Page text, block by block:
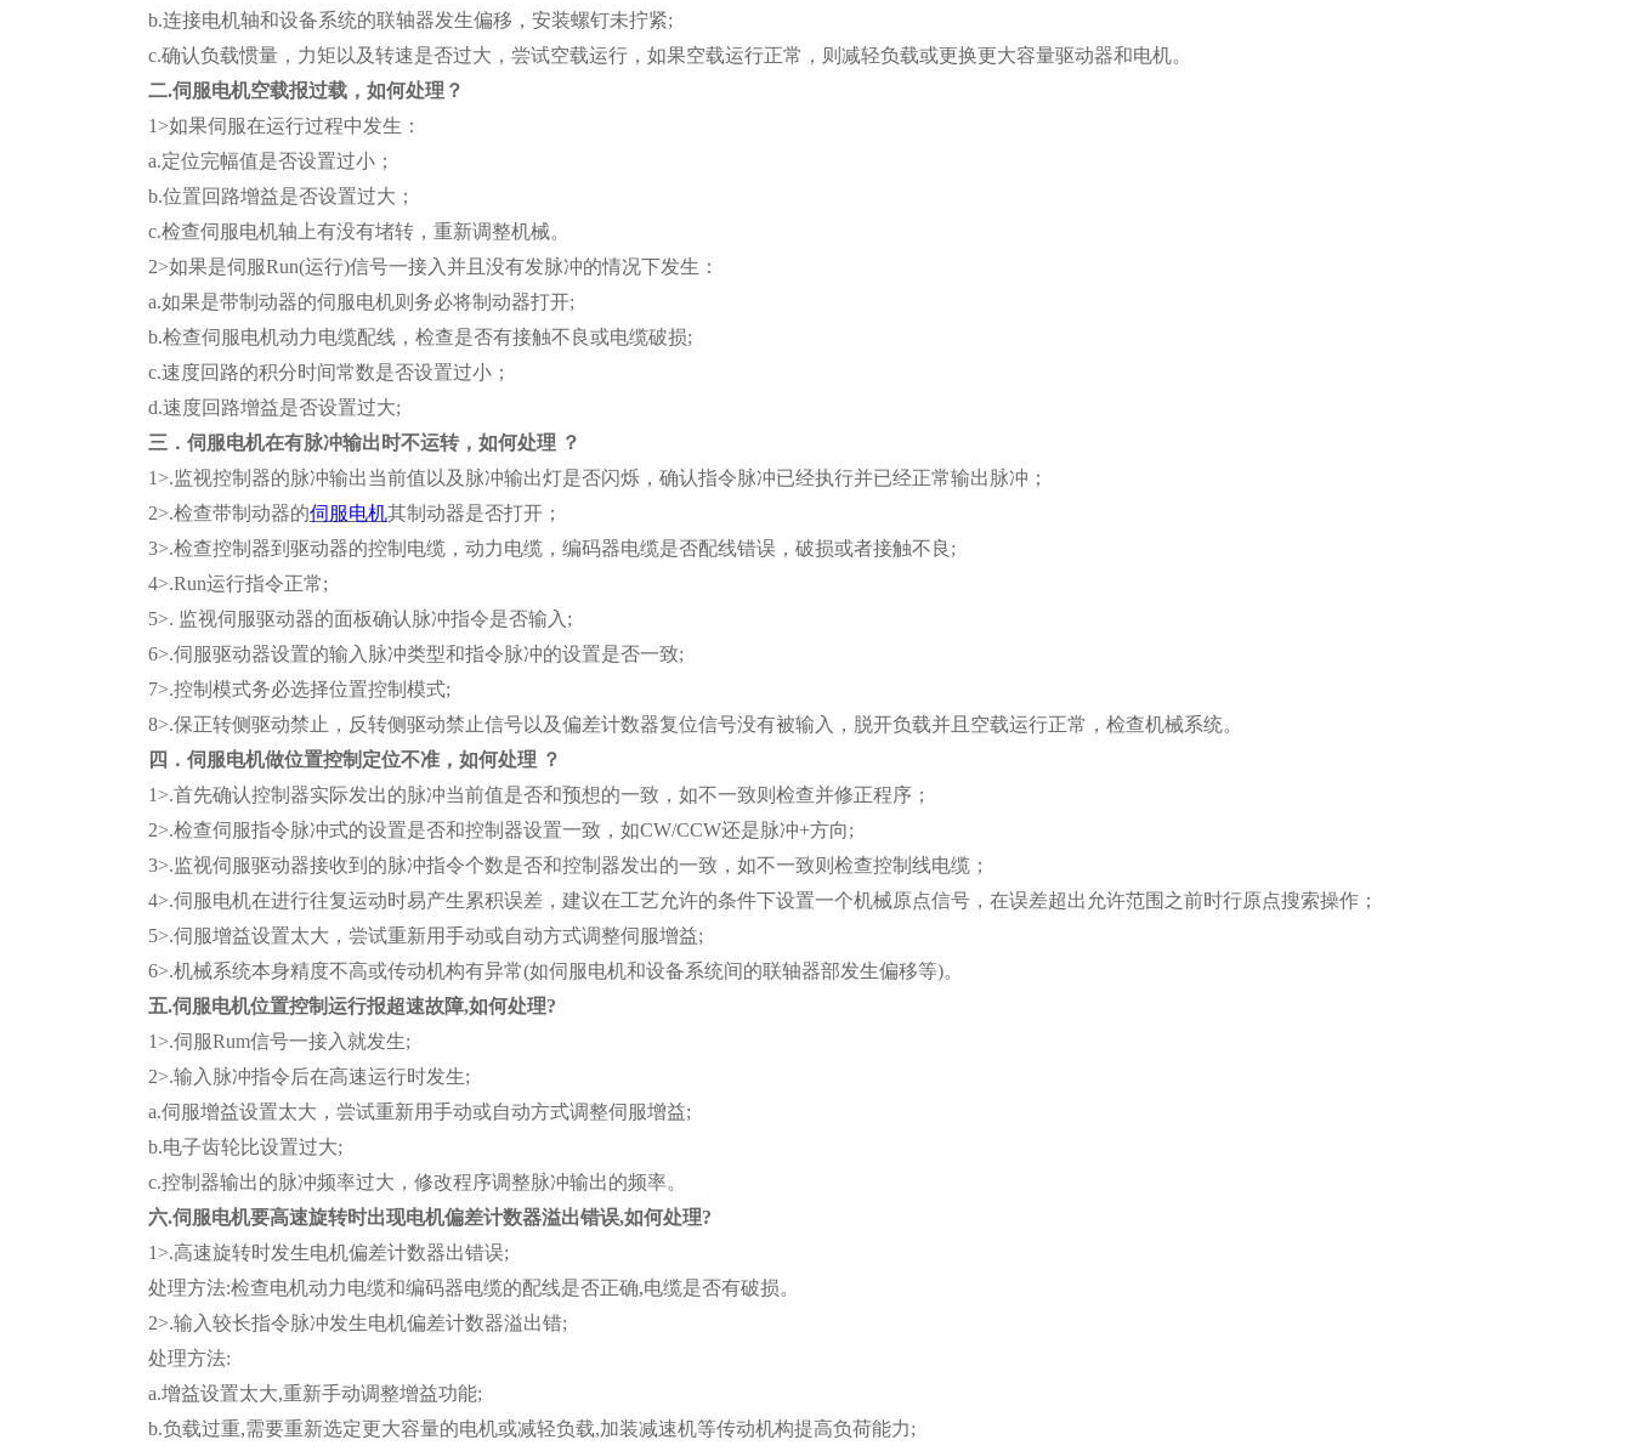
b.连接电机轴和设备系统的联轴器发生偏移，安装螺钉未拧紧;
c.确认负载惯量，力矩以及转速是否过大，尝试空载运行，如果空载运行正常，则减轻负载或更换更大容量驱动器和电机。
二.伺服电机空载报过载，如何处理？
1>如果伺服在运行过程中发生：
a.定位完幅值是否设置过小；
b.位置回路增益是否设置过大；
c.检查伺服电机轴上有没有堵转，重新调整机械。
2>如果是伺服Run(运行)信号一接入并且没有发脉冲的情况下发生：
a.如果是带制动器的伺服电机则务必将制动器打开;
b.检查伺服电机动力电缆配线，检查是否有接触不良或电缆破损;
c.速度回路的积分时间常数是否设置过小；
d.速度回路增益是否设置过大;
三．伺服电机在有脉冲输出时不运转，如何处理 ？
1>.监视控制器的脉冲输出当前值以及脉冲输出灯是否闪烁，确认指令脉冲已经执行并已经正常输出脉冲；
2>.检查带制动器的伺服电机其制动器是否打开；
3>.检查控制器到驱动器的控制电缆，动力电缆，编码器电缆是否配线错误，破损或者接触不良;
4>.Run运行指令正常;
5>. 监视伺服驱动器的面板确认脉冲指令是否输入;
6>.伺服驱动器设置的输入脉冲类型和指令脉冲的设置是否一致;
7>.控制模式务必选择位置控制模式;
8>.保正转侧驱动禁止，反转侧驱动禁止信号以及偏差计数器复位信号没有被输入，脱开负载并且空载运行正常，检查机械系统。
四．伺服电机做位置控制定位不准，如何处理 ？
1>.首先确认控制器实际发出的脉冲当前值是否和预想的一致，如不一致则检查并修正程序；
2>.检查伺服指令脉冲式的设置是否和控制器设置一致，如CW/CCW还是脉冲+方向;
3>.监视伺服驱动器接收到的脉冲指令个数是否和控制器发出的一致，如不一致则检查控制线电缆；
4>.伺服电机在进行往复运动时易产生累积误差，建议在工艺允许的条件下设置一个机械原点信号，在误差超出允许范围之前时行原点搜索操作；
5>.伺服增益设置太大，尝试重新用手动或自动方式调整伺服增益;
6>.机械系统本身精度不高或传动机构有异常(如伺服电机和设备系统间的联轴器部发生偏移等)。
五.伺服电机位置控制运行报超速故障,如何处理?
1>.伺服Rum信号一接入就发生;
2>.输入脉冲指令后在高速运行时发生;
a.伺服增益设置太大，尝试重新用手动或自动方式调整伺服增益;
b.电子齿轮比设置过大;
c.控制器输出的脉冲频率过大，修改程序调整脉冲输出的频率。
六.伺服电机要高速旋转时出现电机偏差计数器溢出错误,如何处理?
1>.高速旋转时发生电机偏差计数器出错误;
处理方法:检查电机动力电缆和编码器电缆的配线是否正确,电缆是否有破损。
2>.输入较长指令脉冲发生电机偏差计数器溢出错;
处理方法:
a.增益设置太大,重新手动调整增益功能;
b.负载过重,需要重新选定更大容量的电机或减轻负载,加装减速机等传动机构提高负荷能力;